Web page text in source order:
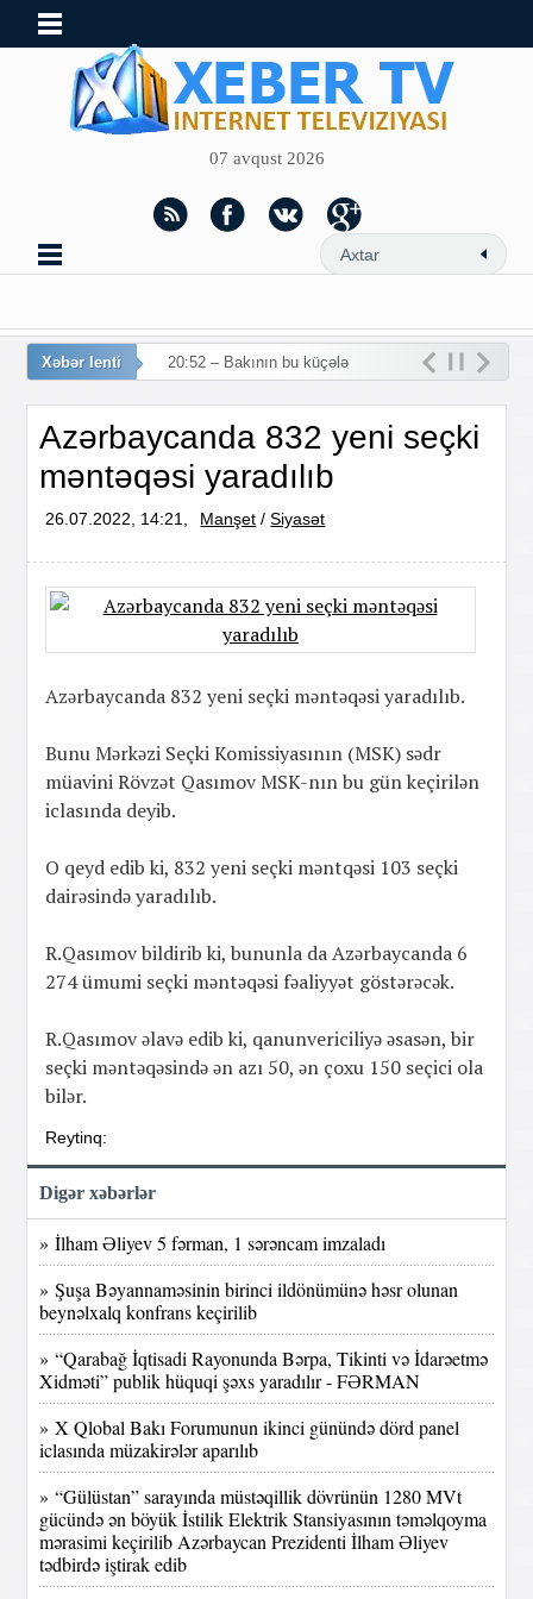
07 avqust 2026
Xəbər lenti 20:52 – Bakının bu küçələrind
Azərbaycanda 832 yeni seçki
məntəqəsi yaradılıb
26.07.2022, 14:21, Manşet /Siyasət
Azərbaycanda 832 yeni seçki məntəqəsi yaradılıb.
Bunu Mərkəzi Seçki Komissiyasının (MSK) sədr
müavini Rövzət Qasımov MSK-nın bu gün keçirilən
iclasında deyib.
O qeyd edib ki, 832 yeni seçki məntqəsi 103 seçki
dairəsində yaradılıb.
R.Qasımov bildirib ki, bununla da Azərbaycanda 6
274 ümumi seçki məntəqəsi fəaliyyət göstərəcək.
R.Qasımov əlavə edib ki, qanunvericiliyə əsasən, bir
seçki məntəqəsində ən azı 50, ən çoxu 150 seçici ola
bilər.
Reytinq:
Digər xəbərlər
» İlham Əliyev 5 fərman, 1 sərəncam imzaladı
» Şuşa Bəyannaməsinin birinci ildönümünə həsr olunan
beynəlxalq konfrans keçirilib
» “Qarabağ İqtisadi Rayonunda Bərpa, Tikinti və İdarəetmə
Xidməti” publik hüquqi şəxs yaradılır - FƏRMAN
» X Qlobal Bakı Forumunun ikinci günündə dörd panel
iclasında müzakirələr aparılıb
» “Gülüstan” sarayında müstəqillik dövrünün 1280 MVt
gücündə ən böyük İstilik Elektrik Stansiyasının təməlqoyma
mərasimi keçirilib Azərbaycan Prezidenti İlham Əliyev
tədbirdə iştirak edib